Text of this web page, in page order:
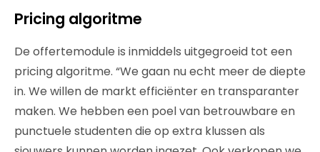
Pricing algoritme
De offertemodule is inmiddels uitgegroeid tot een
pricing algoritme. “We gaan nu echt meer de diepte
in. We willen de markt efficiënter en transparanter
maken. We hebben een poel van betrouwbare en
punctuele studenten die op extra klussen als